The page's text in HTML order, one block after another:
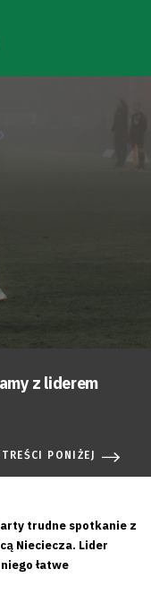
z liderem
PONIŻEJ
trudne spotkanie z
Nieciecza. Lider
łatwe